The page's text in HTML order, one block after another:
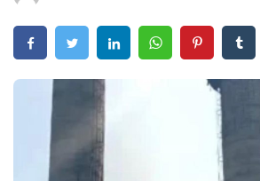
Crime
Entertainment
Sports